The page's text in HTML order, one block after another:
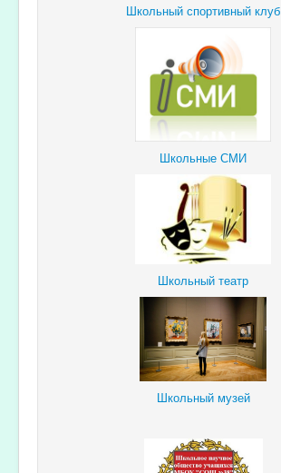
Школьный спортивный клуб
Школьные СМИ
Школьный театр
Школьный музей